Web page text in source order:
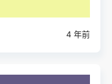
4 年前